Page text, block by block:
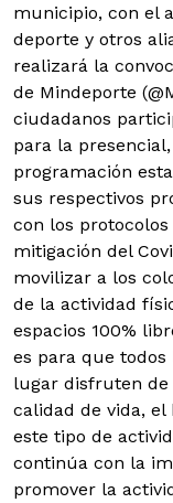
municipio, con el
deporte y otros
realizará la
de Mindeporte
ciudadanos
para la
programación
sus respectivos
con los
mitigación del
movilizar a los
de la actividad
espacios 100%
es para que
lugar disfruten de
calidad de vida, el
este tipo de
continúa con la
promover la